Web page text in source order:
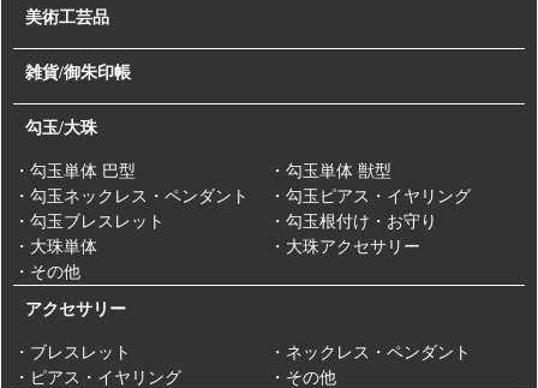
美術工芸品
雑貨/御朱印帳
勾玉/大珠
・勾玉単体 巴型
・勾玉単体 獣型
・勾玉ネックレス・ペンダント
・勾玉ピアス・イヤリング
・勾玉ブレスレット
・勾玉根付け・お守り
・大珠単体
・大珠アクセサリー
・その他
アクセサリー
・ブレスレット
・ネックレス・ペンダント
・ピアス・イヤリング
・その他